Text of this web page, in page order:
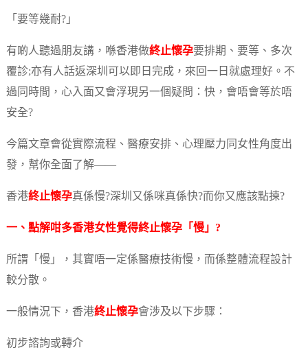
「要等幾耐?」
有啲人聽過朋友講，喺香港做終止懷孕要排期、要等、多次
覆診;亦有人話返深圳可以即日完成，來回一日就處理好。不
過同時間，心入面又會浮現另一個疑問：快，會唔會等於唔
安全?
今篇文章會從實際流程、醫療安排、心理壓力同女性角度出
發，幫你全面了解——
香港終止懷孕真係慢?深圳又係咪真係快?而你又應該點揀?
一、點解咁多香港女性覺得終止懷孕「慢」?
所謂「慢」，其實唔一定係醫療技術慢，而係整體流程設計
較分散。
一般情況下，香港終止懷孕會涉及以下步驟：
初步諮詢或轉介